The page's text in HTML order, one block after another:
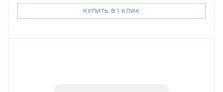
КУПИТЬ В 1 КЛИК